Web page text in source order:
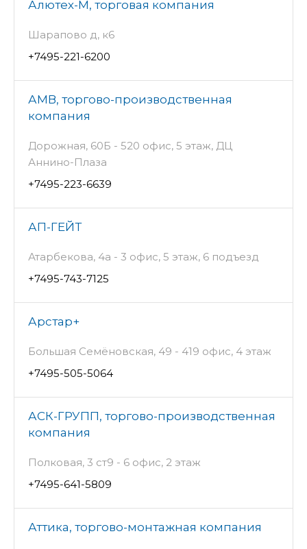
Алютех-М, торговая компания
Шарапово д, к6
+7495-221-6200
АМВ, торгово-производственная
компания
Дорожная, 60Б - 520 офис, 5 этаж, ДЦ
Аннино-Плаза
+7495-223-6639
АП-ГЕЙТ
Атарбекова, 4а - 3 офис, 5 этаж, 6 подъезд
+7495-743-7125
Арстар+
Большая Семёновская, 49 - 419 офис, 4 этаж
+7495-505-5064
АСК-ГРУПП, торгово-производственная
компания
Полковая, 3 ст9 - 6 офис, 2 этаж
+7495-641-5809
Аттика, торгово-монтажная компания